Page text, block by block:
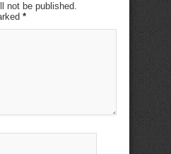
not be published.
*